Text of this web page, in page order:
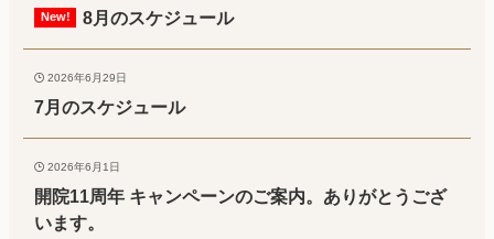
8月のスケジュール
2026年6月29日
7月のスケジュール
2026年6月1日
開院11周年 キャンペーンのご案内。ありがとうござ
います。